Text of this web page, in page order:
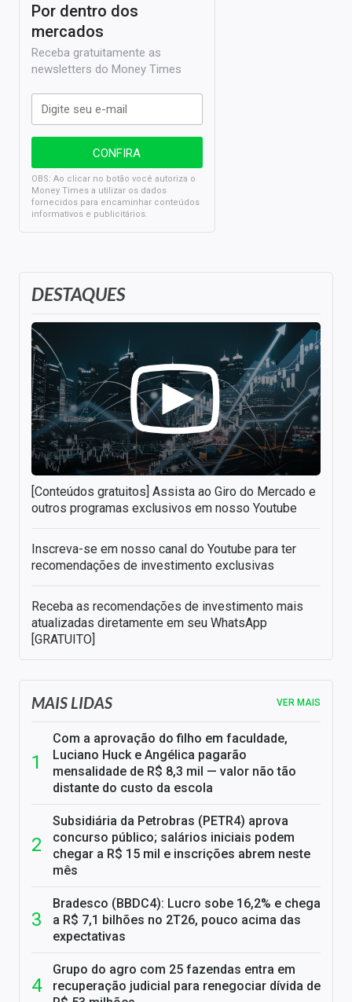
DESTAQUES
[Conteúdos gratuitos] Assista ao Giro do Mercado e
outros programas exclusivos em nosso Youtube
Inscreva-se em nosso canal do Youtube para ter
recomendações de investimento exclusivas
Receba as recomendações de investimento mais
atualizadas diretamente em seu WhatsApp
[GRATUITO]
Por dentro dos
mercados
Receba gratuitamente as
newsletters do Money Times
OBS: Ao clicar no botão você autoriza o
Money Times a utilizar os dados
fornecidos para encaminhar conteúdos
informativos e publicitários.
MAIS LIDAS VER MAIS
Com a aprovação do filho em faculdade,
Luciano Huck e Angélica pagarão
mensalidade de R$ 8,3 mil — valor não tão
distante do custo da escola
Subsidiária da Petrobras (PETR4) aprova
concurso público; salários iniciais podem
chegar a R$ 15 mil e inscrições abrem neste
mês
Bradesco (BBDC4): Lucro sobe 16,2% e chega
a R$ 7,1 bilhões no 2T26, pouco acima das
expectativas
Grupo do agro com 25 fazendas entra em
recuperação judicial para renegociar dívida de